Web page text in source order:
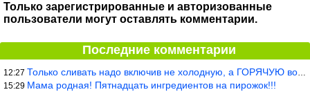
Только зарегистрированные и авторизованные
пользователи могут оставлять комментарии.
Последние комментарии
12:27 Только сливать надо включив не холодную, а ГОРЯЧУЮ воду. Трубы в
15:29 Мама родная! Пятнадцать ингредиентов на пирожок!!!